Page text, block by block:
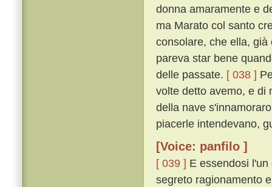
donna amaramente e
ma Marato col santo
consolare, che ella,
pareva star bene
delle passate. [ 038 ]
volte detto avemo, e di
della nave
piacerle intendevano,
[Voice: panfilo ]
[ 039 ] E essendosi
segreto ragionamento